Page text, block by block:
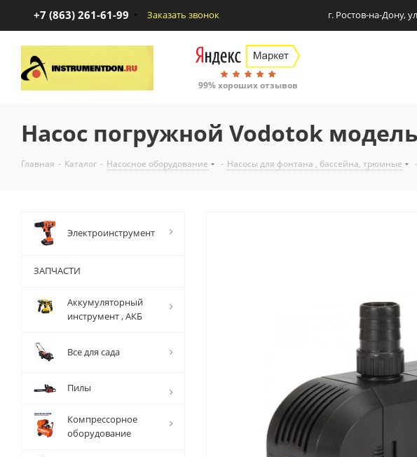
+7 (863) 261-61-99 Заказать звонок г. Ростов-на-Дону,
99% хороших отзывов
Насос погружной Vodotok
Главная - Каталог - Насосное оборудование - Насосы для фонтана , бассейна, трюмные -
Электроинструмент
ЗАПЧАСТИ
Аккумуляторный
инструмент , АКБ
Все для сада
Пилы
Компрессорное
оборудование